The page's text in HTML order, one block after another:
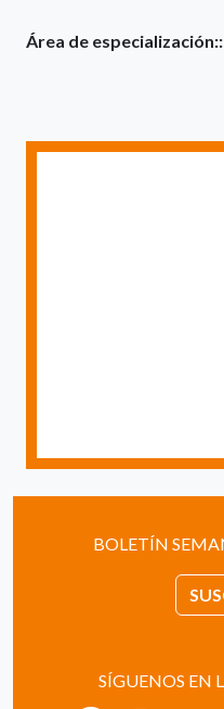
Área de especialización::
BOLETÍN
SÍGUENOS EN